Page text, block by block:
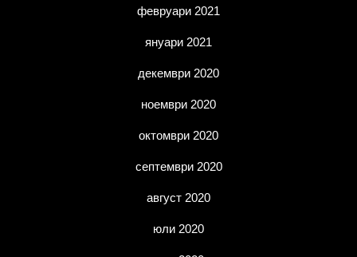
февруари 2021
януари 2021
декември 2020
ноември 2020
октомври 2020
септември 2020
август 2020
юли 2020